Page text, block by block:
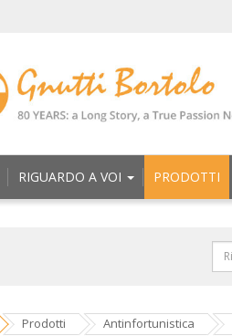
RIGUARDO A VOI PRODOTTI
Prodotti Antinfortunistica